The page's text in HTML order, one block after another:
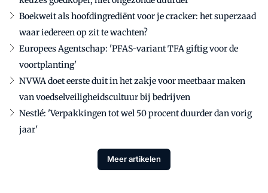
Boekweit als hoofdingrediënt voor je cracker: het superzaad
waar iedereen op zit te wachten?
Europees Agentschap: 'PFAS-variant TFA giftig voor de
voortplanting'
NVWA doet eerste duit in het zakje voor meetbaar maken
van voedselveiligheidscultuur bij bedrijven
Nestlé: 'Verpakkingen tot wel 50 procent duurder dan vorig
jaar'
Meer artikelen